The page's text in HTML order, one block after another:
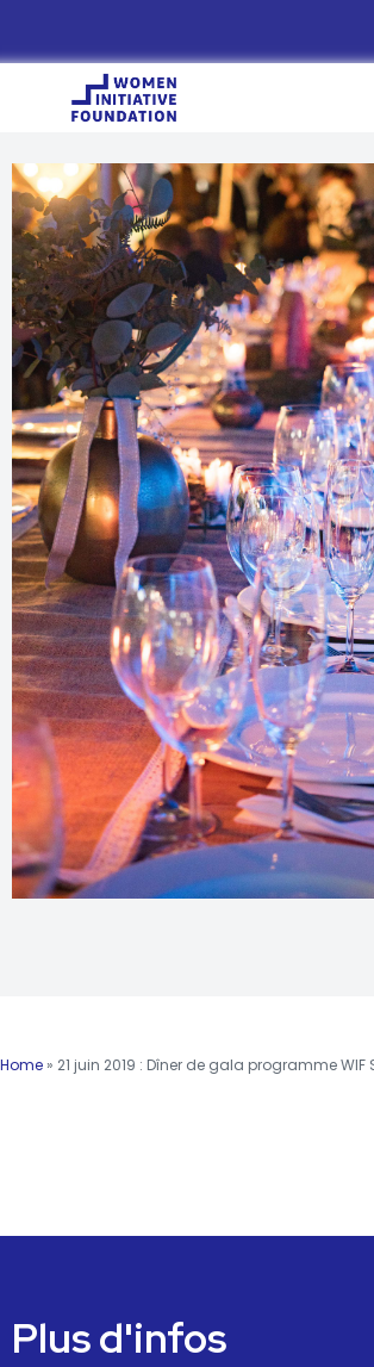
Home » 21 juin 2019 : Dîner de gala programme WIF
Plus d'infos